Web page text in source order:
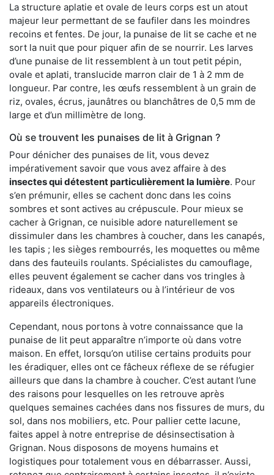
La structure aplatie et ovale de leurs corps est un atout
majeur leur permettant de se faufiler dans les moindres
recoins et fentes. De jour, la punaise de lit se cache et ne
sort la nuit que pour piquer afin de se nourrir. Les larves
d’une punaise de lit ressemblent à un tout petit pépin,
ovale et aplati, translucide marron clair de 1 à 2 mm de
longueur. Par contre, les œufs ressemblent à un grain de
riz, ovales, écrus, jaunâtres ou blanchâtres de 0,5 mm de
large et d’un millimètre de long.
Où se trouvent les punaises de lit à Grignan ?
Pour dénicher des punaises de lit, vous devez
impérativement savoir que vous avez affaire à des
insectes qui détestent particulièrement la lumière. Pour
s’en prémunir, elles se cachent donc dans les coins
sombres et sont actives au crépuscule. Pour mieux se
cacher à Grignan, ce nuisible adore naturellement se
dissimuler dans les chambres à coucher, dans les canapés,
les tapis ; les sièges rembourrés, les moquettes ou même
dans des fauteuils roulants. Spécialistes du camouflage,
elles peuvent également se cacher dans vos tringles à
rideaux, dans vos ventilateurs ou à l’intérieur de vos
appareils électroniques.
Cependant, nous portons à votre connaissance que la
punaise de lit peut apparaître n’importe où dans votre
maison. En effet, lorsqu’on utilise certains produits pour
les éradiquer, elles ont ce fâcheux réflexe de se réfugier
ailleurs que dans la chambre à coucher. C’est autant l’une
des raisons pour lesquelles on les retrouve après
quelques semaines cachées dans nos fissures de murs, du
sol, dans nos mobiliers, etc. Pour pallier cette lacune,
faites appel à notre entreprise de désinsectisation à
Grignan. Nous disposons de moyens humains et
logistiques pour totalement vous en débarrasser. Aussi,